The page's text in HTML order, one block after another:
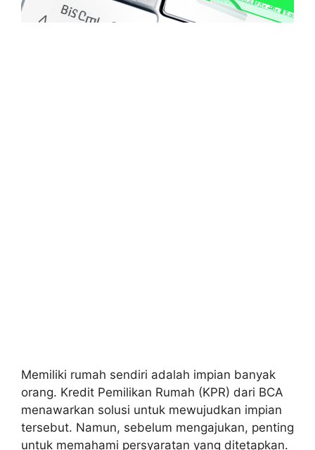
Memiliki rumah sendiri adalah impian banyak
orang. Kredit Pemilikan Rumah (KPR) dari BCA
menawarkan solusi untuk mewujudkan impian
tersebut. Namun, sebelum mengajukan, penting
untuk memahami persyaratan yang ditetapkan.